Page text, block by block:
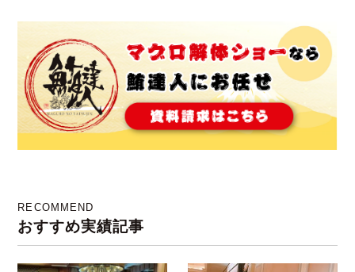
RECOMMEND
おすすめ実績記事